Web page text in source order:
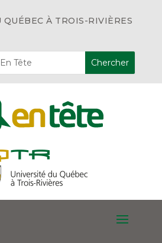
À TROIS-RIVIÈRES